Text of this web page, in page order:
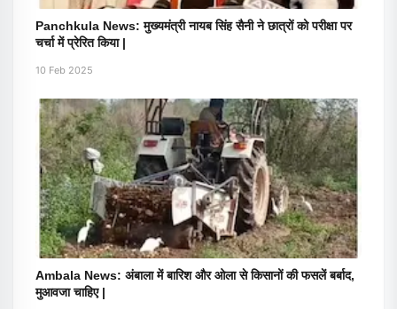
Panchkula News: मुख्यमंत्री नायब सिंह सैनी ने छात्रों को परीक्षा पर
चर्चा में प्रेरित किया |
10 Feb 2025
Ambala News: अंबाला में बारिश और ओला से किसानों की फसलें बर्बाद,
मुआवजा चाहिए |